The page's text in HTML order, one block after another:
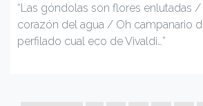
“Las góndolas son flores enlutadas
corazón del agua / Oh campanario
perfilado cual eco de Vivaldi…”